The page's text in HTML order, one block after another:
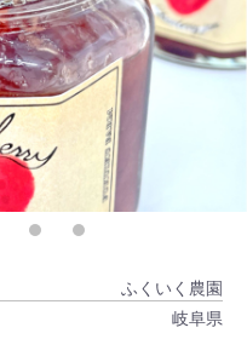
ふくいく農園
岐阜県